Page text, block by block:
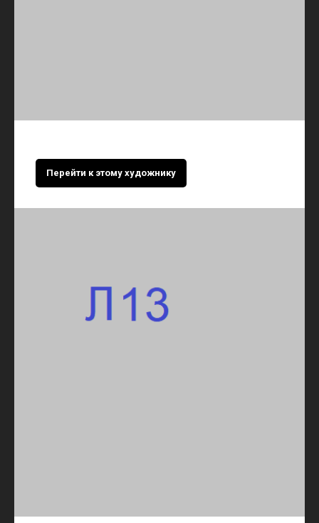
Перейти к этому художнику